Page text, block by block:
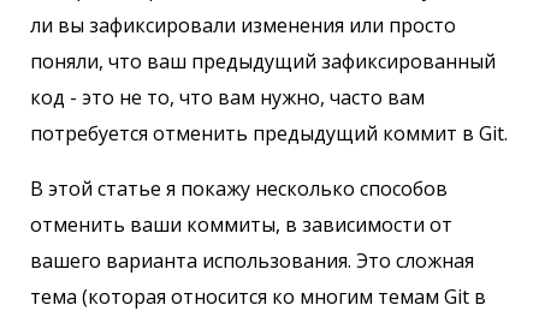
ли вы зафиксировали изменения или просто
поняли, что ваш предыдущий зафиксированный
код - это не то, что вам нужно, часто вам
потребуется отменить предыдущий коммит в Git.
В этой статье я покажу несколько способов
отменить ваши коммиты, в зависимости от
вашего варианта использования. Это сложная
тема (которая относится ко многим темам Git в